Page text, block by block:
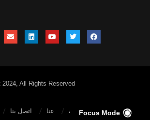
All Rights Reserved
الصفحة الرئيسية عنا اتصل بنا Focus Mode